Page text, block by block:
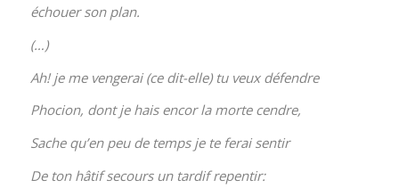
échouer son plan.
(…)
Ah! je me vengerai (ce dit-elle) tu veux défendre
Phocion, dont je hais encor la morte cendre,
Sache qu’en peu de temps je te ferai sentir
De ton hâtif secours un tardif repentir: